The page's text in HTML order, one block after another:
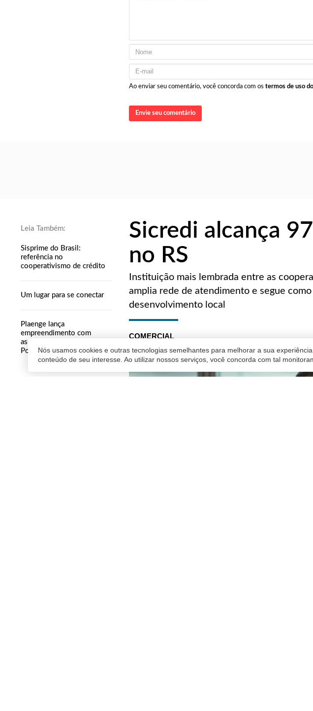
Nós usamos cookies e outras tecnologias semelhantes para melhorar a sua
conteúdo de seu interesse. Ao utilizar nossos serviços, você concorda com tal
Ao enviar seu comentário, você concorda com os termos de uso
Envie seu comentário
Sisprime do Brasil:
referência no
cooperativismo de crédito
Um lugar para se conectar
Plaenge lança
empreendimento com
assinatura internacional em
Porto Alegre
Sicredi alcança
no RS
Instituição mais lembrada entre as
amplia rede de atendimento e segue
desenvolvimento local
COMERCIAL
02/06/2025 09:38| Atualizado 02/06/2025 13:23